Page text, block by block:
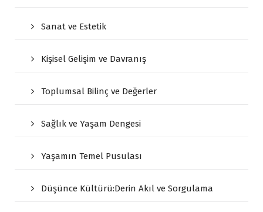
Sanat ve Estetik
Kişisel Gelişim ve Davranış
Toplumsal Bilinç ve Değerler
Sağlık ve Yaşam Dengesi
Yaşamın Temel Pusulası
Düşünce Kültürü:Derin Akıl ve Sorgulama